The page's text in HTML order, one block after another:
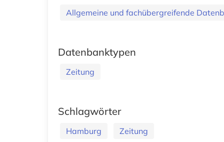
Allgemeine und fachübergreifende
Datenbanktypen
Zeitung
Schlagwörter
Hamburg Zeitung